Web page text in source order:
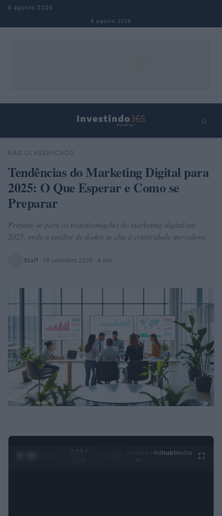
Pular para o conteúdo
8 agosto 2026
8 agosto 2026
⌕
Buscar
NÃO CLASSIFICADO
Tendências do Marketing Digital para
2025: O Que Esperar e Como se
Preparar
Prepare-se para as transformações do marketing digital em
2025, onde a análise de dados se alia à criatividade inovadora.
Staff · 18 setembro 2025 · 4 min
0:29 /
Ad hubMedia